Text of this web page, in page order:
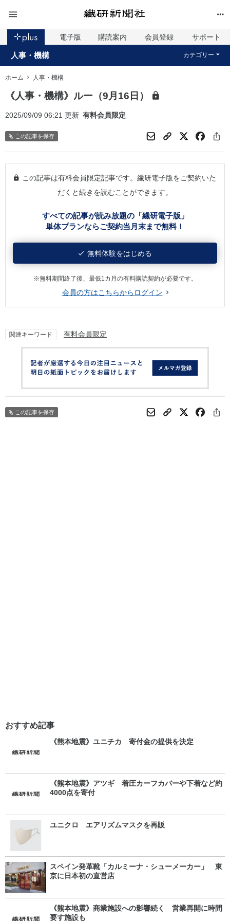
電子版 購読案内 会員登録 サポート
人事・機構 カテゴリー
ホーム 人事・機構
《人事・機構》ルー（9月16日）
2025/09/09 06:21 更新 有料会員限定
この記事を保存
この記事は有料会員限定記事です。繊研電子版をご契約いた
だくと続きを読むことができます。
すべての記事が読み放題の「繊研電子版」
単体プランならご契約当月末まで無料！
無料体験をはじめる
※無料期間終了後、最低1カ月の有料購読契約が必要です。
会員の方はこちらからログイン
関連キーワード 有料会員限定
この記事を保存
おすすめ記事
《熊本地震》ユニチカ 寄付金の提供を決定
《熊本地震》アツギ 着圧カーフカバーや下着など約
4000点を寄付
ユニクロ エアリズムマスクを再販
スペイン発革靴「カルミーナ・シューメーカー」 東
京に日本初の直営店
《熊本地震》商業施設への影響続く 営業再開に時間
要す施設も